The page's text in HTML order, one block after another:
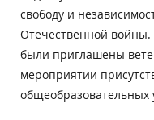
свободу и
Отечественной войны.
были приглашены
мероприятии
общеобразовательных